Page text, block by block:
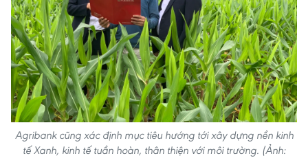
Agribank cũng xác định mục tiêu hướng tới xây dựng nền kinh
tế Xanh, kinh tế tuần hoàn, thân thiện với môi trường. (Ảnh: